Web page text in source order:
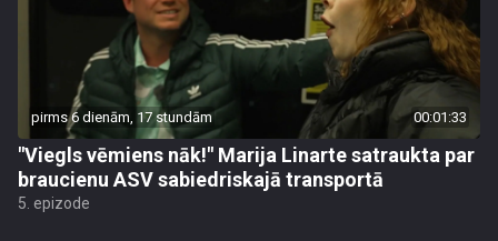
pirms 6 dienām, 17 stundām 00:01:33
"Viegls vēmiens nāk!" Marija Linarte satraukta par
braucienu ASV sabiedriskajā transportā
5. epizode